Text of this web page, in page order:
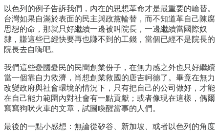
以色列的例子告訴我們，內在的思想革命才是最重要的輪替。
台灣如果自滿於表面的民主與政黨輪替，而不知道革自己陳腐
思想的命，那就只好繼續一邊被叫院長，一邊繼續當國際奴
隸，賺這些已經快要再也賺不到的工錢，當個已經不是院長的
院長去自嗨吧。
我們這些憂國憂民的民間創業份子，在無力感之外也只好繼續
當一個靠自力救濟，肖想創業救國的唐吉軻德了。畢竟在無力
改變政府與社會環境的情況下，只有把自己的公司做好，才能
在自己能力範圍內對社會有一點貢獻；或者像現在這樣，偶爾
寫寫狗吠火車的文章，試圖喚醒當事的人們。
最後的一點小感想：無論從矽谷、新加坡、或者以色列的角度